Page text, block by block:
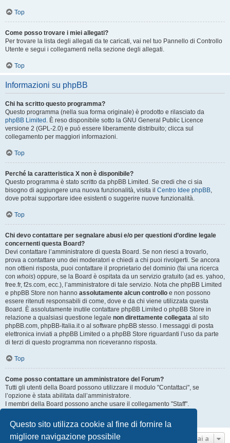
Questo sito utilizza cookie al fine di fornire la
migliore navigazione possibile
Top
Come posso trovare i miei allegati?
Per trovare la lista degli allegati da te caricati, vai nel tuo Pannello di Controllo
Utente e segui i collegamenti nella sezione degli allegati.
Top
Informazioni su phpBB
Chi ha scritto questo programma?
Questo programma (nella sua forma originale) è prodotto e rilasciato da
phpBB Limited . È reso disponibile sotto la GNU General Public Licence
versione 2 (GPL-2.0) e può essere liberamente distribuito; clicca sul
collegamento per maggiori informazioni.
Top
Perché la caratteristica X non è disponibile?
Questo programma è stato scritto da phpBB Limited. Se credi che ci sia
bisogno di aggiungere una nuova funzionalità, visita il Centro Idee phpBB,
dove potrai supportare idee esistenti o suggerire nuove funzionalità.
Top
Chi devo contattare per segnalare abusi e/o per questioni d’ordine legale
concernenti questa Board?
Devi contattare l’amministratore di questa Board. Se non riesci a trovarlo,
prova a contattare uno dei moderatori e chiedi a chi puoi rivolgerti. Se ancora
non ottieni risposta, puoi contattare il proprietario del dominio (fai una ricerca
con whois) oppure, se la Board è ospitata da un servizio gratuito (ad es. yahoo,
free.fr, f2s.com, ecc.), l’amministratore di tale servizio. Nota che phpBB Limited
e phpBB Store non hanno assolutamente alcun controllo e non possono
essere ritenuti responsabili di come, dove e da chi viene utilizzata questa
Board. È assolutamente inutile contattare phpBB Limited o phpBB Store in
relazione a qualsiasi questione legale non direttamente collegata al sito
phpBB.com, phpBB-Italia.it o al software phpBB stesso. I messaggi di posta
elettronica inviati a phpBB Limited o a phpBB Store riguardanti l’uso da parte
di terzi di questo programma non riceveranno risposta.
Top
Come posso contattare un amministratore del Forum?
Tutti gli utenti della Board possono utilizzare il modulo "Contattaci", se
l’opzione è stata abilitata dall’amministratore.
I membri della Board possono anche usare il collegamento "Staff".
Top
Vai a